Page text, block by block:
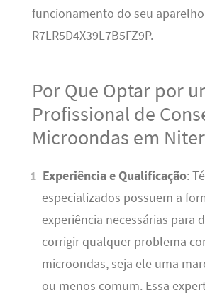
funcionamento do seu
R7LR5D4X39L7B5FZ9P.
Por Que Optar por
Profissional de
Microondas em
Experiência e Qualificação:
especializados possuem a
experiência necessárias para
corrigir qualquer problema
microondas, seja ele uma
ou menos comum. Essa